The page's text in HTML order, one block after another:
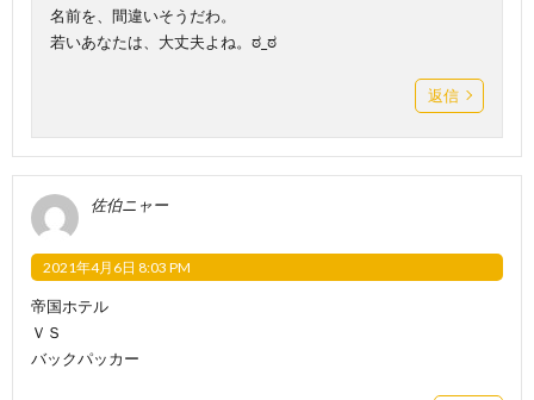
名前を、間違いそうだわ。
若いあなたは、大丈夫よね。ಠ_ಠ
返信
佐伯ニャー
2021年4月6日 8:03 PM
帝国ホテル
ＶＳ
バックパッカー